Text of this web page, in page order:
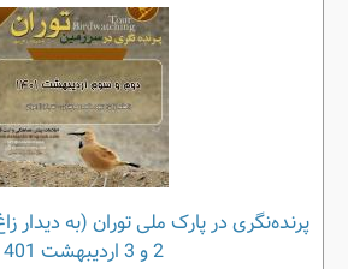
پرنده‌نگری در پارک ملی توران (به دیدار
2 و 3 اردیبهشت 1401